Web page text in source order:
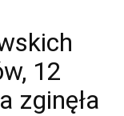
12
zginęła